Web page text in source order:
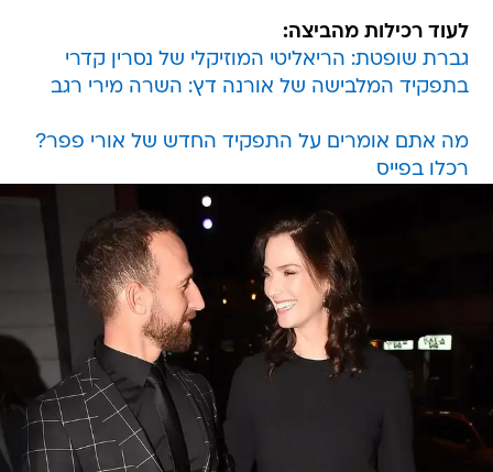
לעוד רכילות מהביצה:
גברת שופטת: הריאליטי המוזיקלי של נסרין קדרי
בתפקיד המלבישה של אורנה דץ: השרה מירי רגב
מה אתם אומרים על התפקיד החדש של אורי פפר?
רכלו בפייס